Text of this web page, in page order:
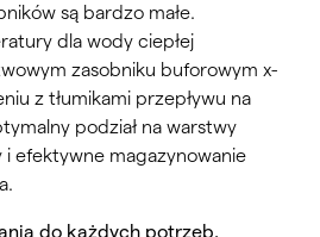
są bardzo małe.
dla wody ciepłej
zasobniku buforowym x-
z tłumikami przepływu na
podział na warstwy
efektywne magazynowanie
do każdych potrzeb.